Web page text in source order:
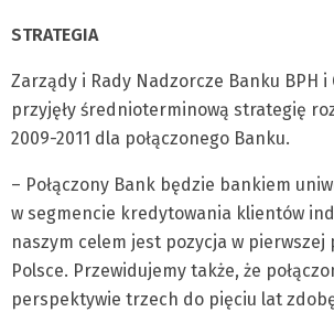
STRATEGIA
Zarządy i Rady Nadzorcze Banku BPH i
przyjęły średnioterminową strategię
2009-2011 dla połączonego Banku.
– Połączony Bank będzie bankiem
w segmencie kredytowania klientów
naszym celem jest pozycja w pierwszej
Polsce. Przewidujemy także, że
perspektywie trzech do pięciu lat